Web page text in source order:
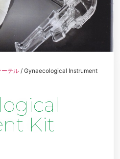
ーテル / Gynaecological Instrument
Kit